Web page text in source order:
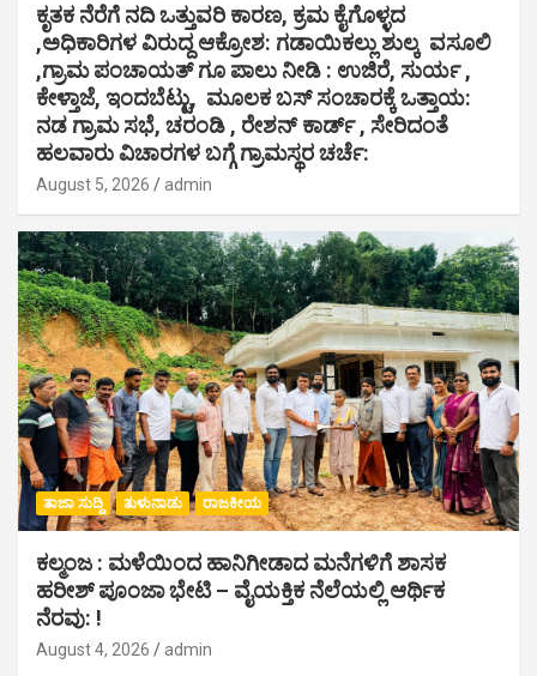
ಕೃತಕ ನೆರೆಗೆ ನದಿ ಒತ್ತುವರಿ ಕಾರಣ, ಕ್ರಮ ಕೈಗೊಳ್ಳದ
,ಅಧಿಕಾರಿಗಳ ವಿರುದ್ದ ಆಕ್ರೋಶ: ಗಡಾಯಿಕಲ್ಲು ಶುಲ್ಕ ವಸೂಲಿ
,ಗ್ರಾಮ ಪಂಚಾಯತ್ ಗೂ ಪಾಲು ನೀಡಿ : ಉಜಿರೆ, ಸುರ್ಯ ,
ಕೇಳ್ತಾಜೆ, ಇಂದಬೆಟ್ಟು, ಮೂಲಕ ಬಸ್ ಸಂಚಾರಕ್ಕೆ ಒತ್ತಾಯ:
ನಡ ಗ್ರಾಮ ಸಭೆ, ಚರಂಡಿ , ರೇಶನ್ ಕಾರ್ಡ್ , ಸೇರಿದಂತೆ
ಹಲವಾರು ವಿಚಾರಗಳ ಬಗ್ಗೆ ಗ್ರಾಮಸ್ಥರ ಚರ್ಚೆ:
August 5, 2026 admin
ತಾಜಾ ಸುದ್ದಿ ತುಳುನಾಡು ರಾಜಕೀಯ
ಕಲ್ಮಂಜ : ಮಳೆಯಿಂದ ಹಾನಿಗೀಡಾದ ಮನೆಗಳಿಗೆ ಶಾಸಕ
ಹರೀಶ್ ಪೂಂಜಾ ಭೇಟಿ – ವೈಯಕ್ತಿಕ ನೆಲೆಯಲ್ಲಿ ಆರ್ಥಿಕ‌
ನೆರವು: !
August 4, 2026 admin